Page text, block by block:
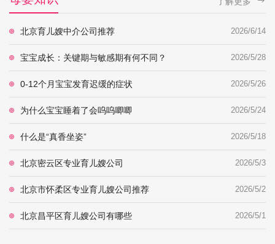
北京育儿嫂中介公司推荐 2026/6/14
宝宝成长：关键期与敏感期有何不同？ 2026/5/28
0-12个月宝宝发育迟缓的症状 2026/5/26
为什么宝宝睡着了会呜呜唧唧 2026/5/24
什么是“真香坐姿” 2026/5/18
北京密云区专业育儿嫂公司 2026/5/3
北京市怀柔区专业育儿嫂公司推荐 2026/5/2
北京昌平区育儿嫂公司有哪些 2026/5/1